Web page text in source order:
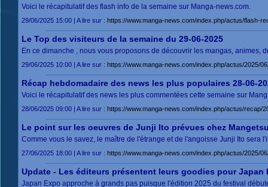
Voici le récapitulatif des flash info de la semaine sur Manga-news.com.
29/06/2025 15:00 | A lire sur : https://www.manga-news.com/index.php/actus/flash-
Le Top des visiteurs de la semaine du 29-06-2025
En ce dimanche , nous vous proposons de découvrir les mangas, animes,
29/06/2025 10:00 | A lire sur : https://www.manga-news.com/index.php/actus/2025/
Récap hebdomadaire des news les plus populaires 28-06-
Voici le récapitulatif des news les plus commentées cette semaine sur
28/06/2025 09:00 | A lire sur : https://www.manga-news.com/index.php/actus/recap/
Le point sur les oeuvres de Junji Ito prévues chez
Comme vous le savez, le maître de l'étrange et de l'angoisse Junji Ito sera
27/06/2025 18:00 | A lire sur : https://www.manga-news.com/index.php/actus/2025/
Update - Les éditeurs présentent leurs goodies pour Japan
Japan Expo approche à grands pas puisque l'édition 2025 du festival